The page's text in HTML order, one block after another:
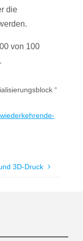
die
von 100
“
3D-Druck